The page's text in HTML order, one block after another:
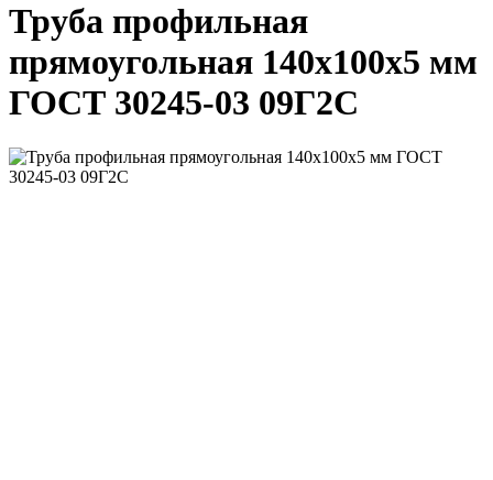
Труба профильная
прямоугольная 140x100x5 мм
ГОСТ 30245-03 09Г2С